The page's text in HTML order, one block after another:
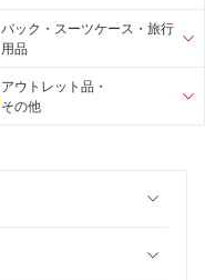
バック・スーツケース・旅行
用品
アウトレット品・
その他